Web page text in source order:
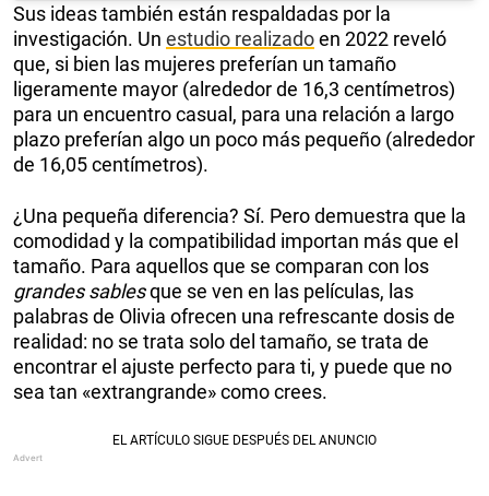
Sus ideas también están respaldadas por la
investigación. Un estudio realizadoen 2022 reveló
que, si bien las mujeres preferían un tamaño
ligeramente mayor (alrededor de 16,3 centímetros)
para un encuentro casual, para una relación a largo
plazo preferían algo un poco más pequeño (alrededor
de 16,05 centímetros).
¿Una pequeña diferencia? Sí. Pero demuestra que la
comodidad y la compatibilidad importan más que el
tamaño. Para aquellos que se comparan con los
grandes sablesque se ven en las películas, las
palabras de Olivia ofrecen una refrescante dosis de
realidad: no se trata solo del tamaño, se trata de
encontrar el ajuste perfecto para ti, y puede que no
sea tan «extrangrande» como crees.